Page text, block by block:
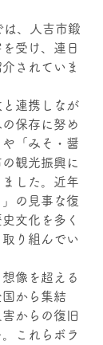
、人吉市鍛
受け、連日
されていま
連携しなが
保存に努め
「みそ・醤
観光振興に
した。近年
の見事な復
文化を多く
り組んでい
像を超える
から集結
からの復旧
これらボラ